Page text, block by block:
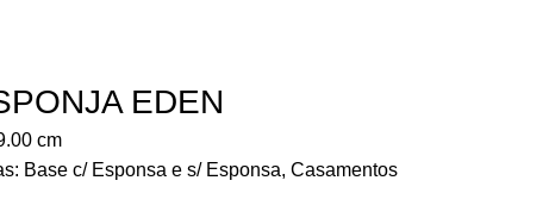
EDEN
cm
Base c/ Esponsa e s/ Esponsa, Casamentos